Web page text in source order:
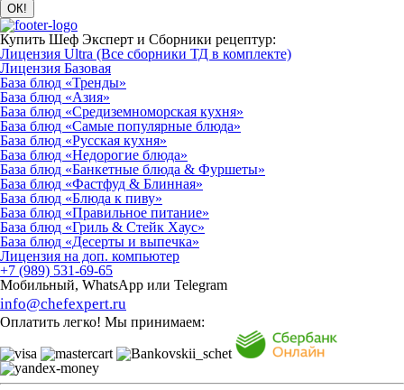
Купить Шеф Эксперт и Сборники рецептур:
Лицензия Ultra (Все сборники ТД в комплекте)
Лицензия Базовая
База блюд «Тренды»
База блюд «Азия»
База блюд «Средиземноморская кухня»
База блюд «Самые популярные блюда»
База блюд «Русская кухня»
База блюд «Недорогие блюда»
База блюд «Банкетные блюда & Фуршеты»
База блюд «Фастфуд & Блинная»
База блюд «Блюда к пиву»
База блюд «Правильное питание»
База блюд «Гриль & Стейк Хаус»
База блюд «Десерты и выпечка»
Лицензия на доп. компьютер
+7 (989) 531-69-65
Мобильный, WhatsApp или Telegram
info@chefexpert.ru
Оплатить легко! Мы принимаем: